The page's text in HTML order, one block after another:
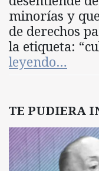
minorías y
de derechos
la etiqueta:
leyendo…
TE PUDIERA